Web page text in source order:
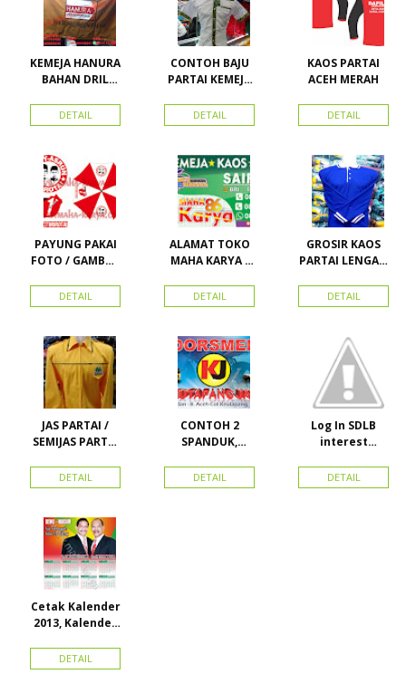
Pasar Senen
KEMEJA HANURA
BAHAN DRIL
HANURA
DETAIL
CONTOH BAJU
PARTAI KEMEJA
SEMUA ATRIBUT
PARTAI
DETAIL
KAOS PARTAI
ACEH MERAH
DETAIL
PAYUNG PAKAI
FOTO / GAMBAR
KAMPANYE,
PARTAI DAN
DETAIL
ALAMAT TOKO
MAHA KARYA /
PERDANA 411
DETAIL
GROSIR KAOS
PARTAI LENGAN
MURAH
LACOSTE SEMUA
STOK
DETAIL
JAS PARTAI /
SEMIJAS PARTAI
DETAIL
CONTOH 2
SPANDUK,
KARTU NAMA
DETAIL
Log In SDLB
interest
DETAIL
Cetak Kalender
2013, Kalender
2015 dan
DETAIL